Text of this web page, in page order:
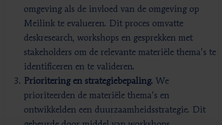
omgeving als de invloed van de omgeving op
Meilink te evalueren. Dit proces omvatte
deskresearch, workshops en gesprekken met
stakeholders om de relevante materiële thema’s te
identificeren en te valideren.
Prioritering en strategiebepaling. We
prioriteerden de materiële thema’s en
ontwikkelden een duurzaamheidsstrategie. Dit